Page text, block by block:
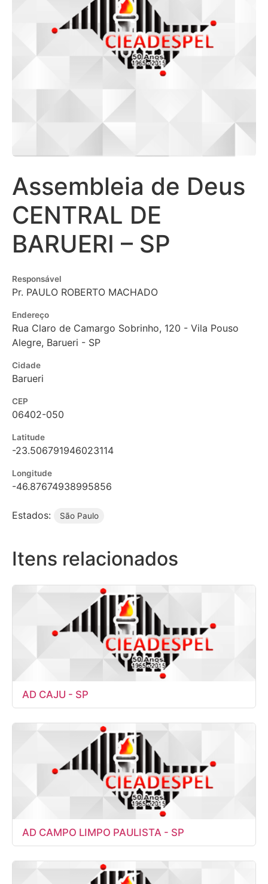
Assembleia de Deus
CENTRAL DE
BARUERI – SP
Responsável
Pr. PAULO ROBERTO MACHADO
Endereço
Rua Claro de Camargo Sobrinho, 120 - Vila Pouso
Alegre, Barueri - SP
Cidade
Barueri
CEP
06402-050
Latitude
-23.506791946023114
Longitude
-46.87674938995856
Estados: São Paulo
Itens relacionados
AD CAJU - SP
AD CAMPO LIMPO PAULISTA - SP